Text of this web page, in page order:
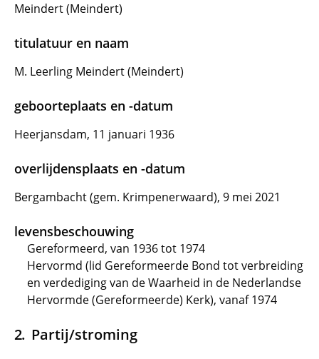
Meindert (Meindert)
titulatuur en naam
M. Leerling Meindert (Meindert)
geboorteplaats en -datum
Heerjansdam, 11 januari 1936
overlijdensplaats en -datum
Bergambacht (gem. Krimpenerwaard), 9 mei 2021
levensbeschouwing
Gereformeerd, van 1936 tot 1974
Hervormd (lid Gereformeerde Bond tot verbreiding
en verdediging van de Waarheid in de Nederlandse
Hervormde (Gereformeerde) Kerk), vanaf 1974
Partij/stroming